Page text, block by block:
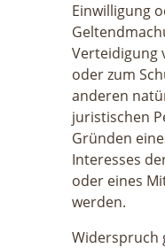
Einwilligung
Verteidigung
oder zum
anderen
juristischen
Gründen
Interesses
oder eines
werden.
Widerspruch